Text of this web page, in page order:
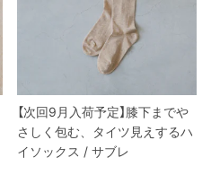
【次回9月入荷予定】膝下までや
さしく包む、タイツ見えするハ
イソックス / サブレ